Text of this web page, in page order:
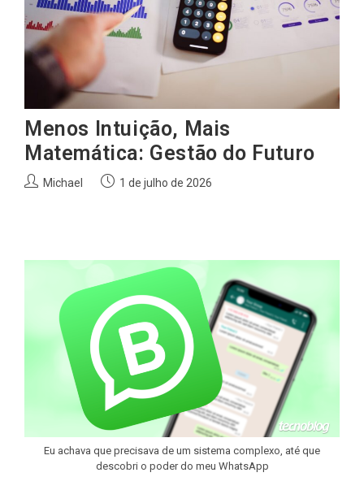
Menos Intuição, Mais
Matemática: Gestão do Futuro
AutorMichael
Post1 de julho de 2026
Eu achava que precisava de um sistema complexo, até que
descobri o poder do meu WhatsApp